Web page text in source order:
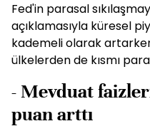
Fed'in parasal
açıklamasıyla küresel
kademeli olarak
ülkelerden de kısmı para
- Mevduat
puan arttı